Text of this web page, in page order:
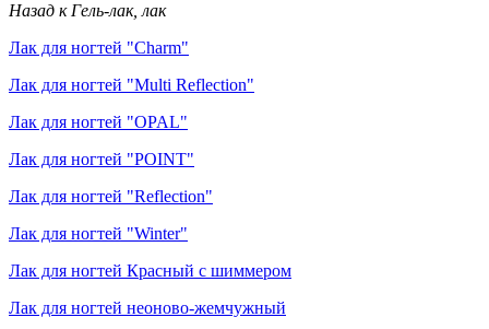
Назад к Гель-лак, лак
Лак для ногтей "Charm"
Лак для ногтей "Multi Reflection"
Лак для ногтей "OPAL"
Лак для ногтей "POINT"
Лак для ногтей "Reflection"
Лак для ногтей "Winter"
Лак для ногтей Красный с шиммером
Лак для ногтей неоново-жемчужный